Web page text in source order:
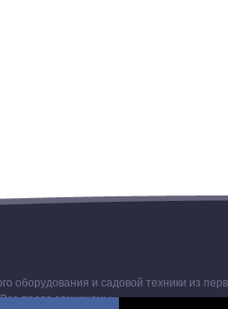
оборудования и садовой техники из
права защищены.